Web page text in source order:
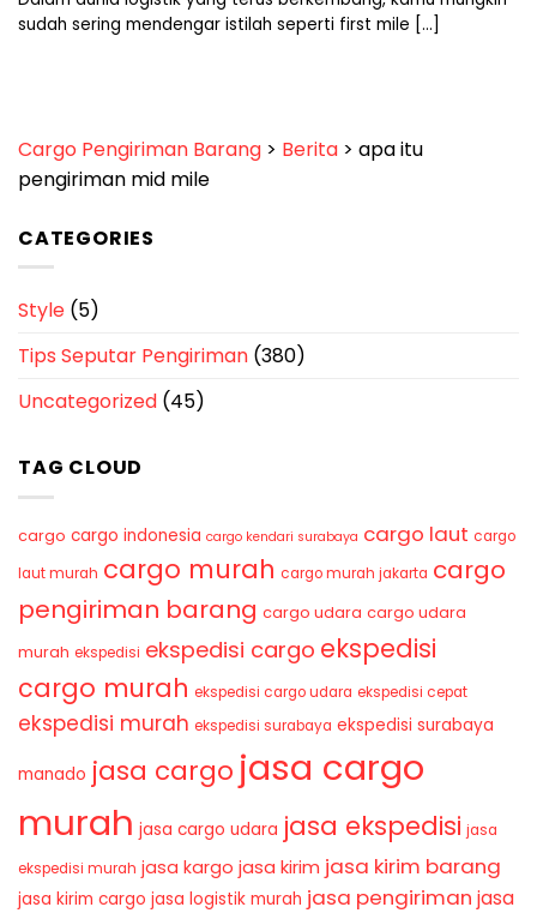
sudah sering mendengar istilah seperti first mile [...]
Cargo Pengiriman Barang > Berita > apa itu
pengiriman mid mile
CATEGORIES
Style (5)
Tips Seputar Pengiriman (380)
Uncategorized (45)
TAG CLOUD
cargo cargo indonesia cargo kendari surabaya cargo laut cargo
laut murah cargo murah cargo murah jakarta cargo
pengiriman barang cargo udara cargo udara
murah ekspedisi ekspedisi cargo ekspedisi
cargo murah ekspedisi cargo udara ekspedisi cepat
ekspedisi murah ekspedisi surabaya ekspedisi surabaya
manado jasa cargo jasa cargo
murah jasa cargo udara jasa ekspedisi jasa
ekspedisi murah jasa kargo jasa kirim jasa kirim barang
jasa kirim cargo jasa logistik murah jasa pengiriman jasa